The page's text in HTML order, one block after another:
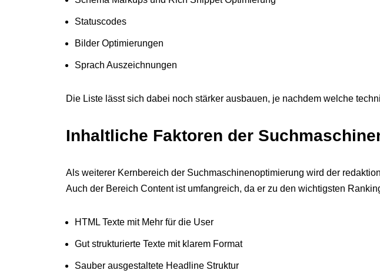
Statuscodes
Bilder Optimierungen
Sprach Auszeichnungen
Die Liste lässt sich dabei noch stärker ausbauen, je nachdem welche
Inhaltliche Faktoren der
Als weiterer Kernbereich der Suchmaschinenoptimierung wird der
Auch der Bereich Content ist umfangreich, da er zu den wichtigsten
HTML Texte mit Mehr für die User
Gut strukturierte Texte mit klarem Format
Sauber ausgestaltete Headline Struktur